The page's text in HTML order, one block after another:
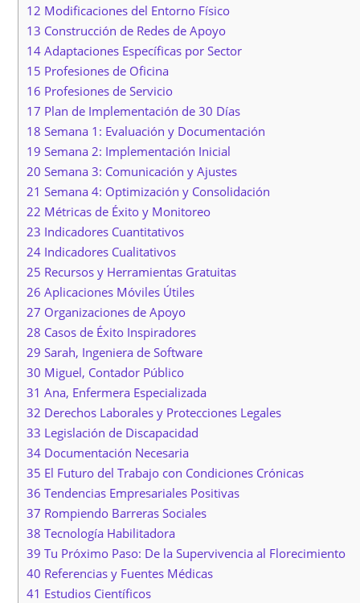
12 Modificaciones del Entorno Físico
13 Construcción de Redes de Apoyo
14 Adaptaciones Específicas por Sector
15 Profesiones de Oficina
16 Profesiones de Servicio
17 Plan de Implementación de 30 Días
18 Semana 1: Evaluación y Documentación
19 Semana 2: Implementación Inicial
20 Semana 3: Comunicación y Ajustes
21 Semana 4: Optimización y Consolidación
22 Métricas de Éxito y Monitoreo
23 Indicadores Cuantitativos
24 Indicadores Cualitativos
25 Recursos y Herramientas Gratuitas
26 Aplicaciones Móviles Útiles
27 Organizaciones de Apoyo
28 Casos de Éxito Inspiradores
29 Sarah, Ingeniera de Software
30 Miguel, Contador Público
31 Ana, Enfermera Especializada
32 Derechos Laborales y Protecciones Legales
33 Legislación de Discapacidad
34 Documentación Necesaria
35 El Futuro del Trabajo con Condiciones Crónicas
36 Tendencias Empresariales Positivas
37 Rompiendo Barreras Sociales
38 Tecnología Habilitadora
39 Tu Próximo Paso: De la Supervivencia al Florecimiento
40 Referencias y Fuentes Médicas
41 Estudios Científicos